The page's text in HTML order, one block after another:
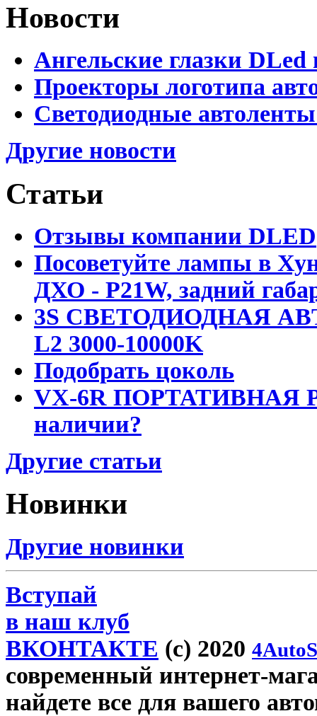
Новости
Ангельские глазки DLed
Проекторы логотипа
Светодиодные
Другие новости
Статьи
Отзывы компании DLED
Посоветуйте лампы в
ДХО - P21W, задний
3S СВЕТОДИОДНАЯ
L2 3000-10000K
Подобрать цоколь
VX-6R ПОРТАТИВНАЯ
наличии?
Другие статьи
Новинки
Другие новинки
Вступай
в наш клуб
ВКОНТАКТЕ (c) 2020
современный интернет-
найдете все для вашего